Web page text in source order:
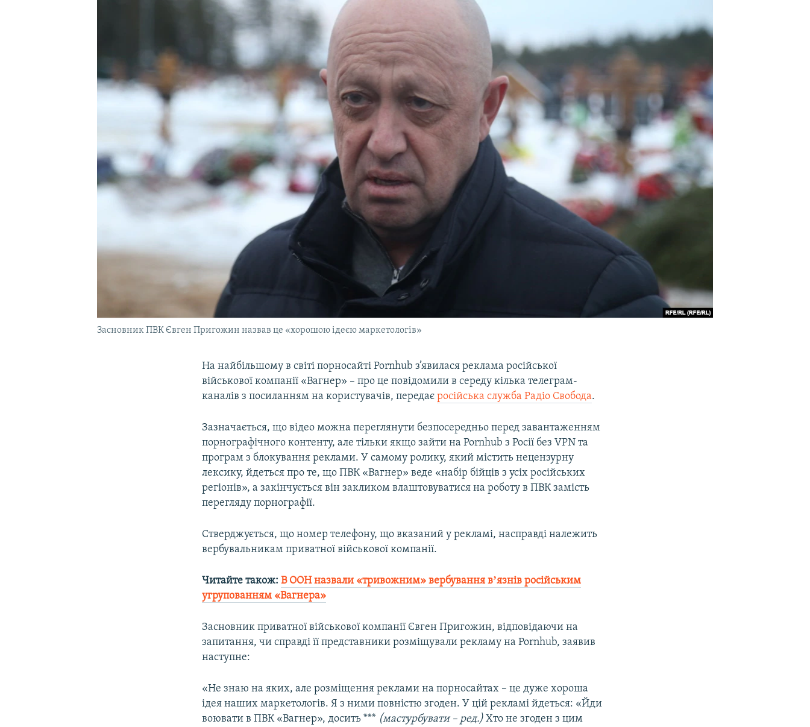
Засновник ПВК Євген Пригожин назвав це «хорошою ідеєю маркетологів»
На найбільшому в світі порносайті Pornhub з’явилася реклама російської
військової компанії «Вагнер» – про це повідомили в середу кілька телеграм-
каналів з посиланням на користувачів, передаєросійська служба Радіо Свобода.
Зазначається, що відео можна переглянути безпосередньо перед завантаженням
порнографічного контенту, але тільки якщо зайти на Pornhub з Росії без VPN та
програм з блокування реклами. У самому ролику, який містить нецензурну
лексику, йдеться про те, що ПВК «Вагнер» веде «набір бійців з усіх російських
регіонів», а закінчується він закликом влаштовуватися на роботу в ПВК замість
перегляду порнографії.
Стверджується, що номер телефону, що вказаний у рекламі, насправді належить
вербувальникам приватної військової компанії.
Читайте також:В ООН назвали «тривожним» вербування вʼязнів російським
угрупованням «Вагнера»
Засновник приватної військової компанії Євген Пригожин, відповідаючи на
запитання, чи справді її представники розміщували рекламу на Pornhub, заявив
наступне:
«Не знаю на яких, але розміщення реклами на порносайтах – це дуже хороша
ідея наших маркетологів. Я з ними повністю згоден. У цій рекламі йдеться: «Йди
воювати в ПВК «Вагнер», досить *** (мастурбувати – ред.)Хто не згоден з цим